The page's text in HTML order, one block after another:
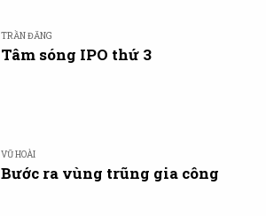
TRẦN ĐĂNG
Tâm sóng IPO thứ 3
VŨ HOÀI
Bước ra vùng trũng gia công